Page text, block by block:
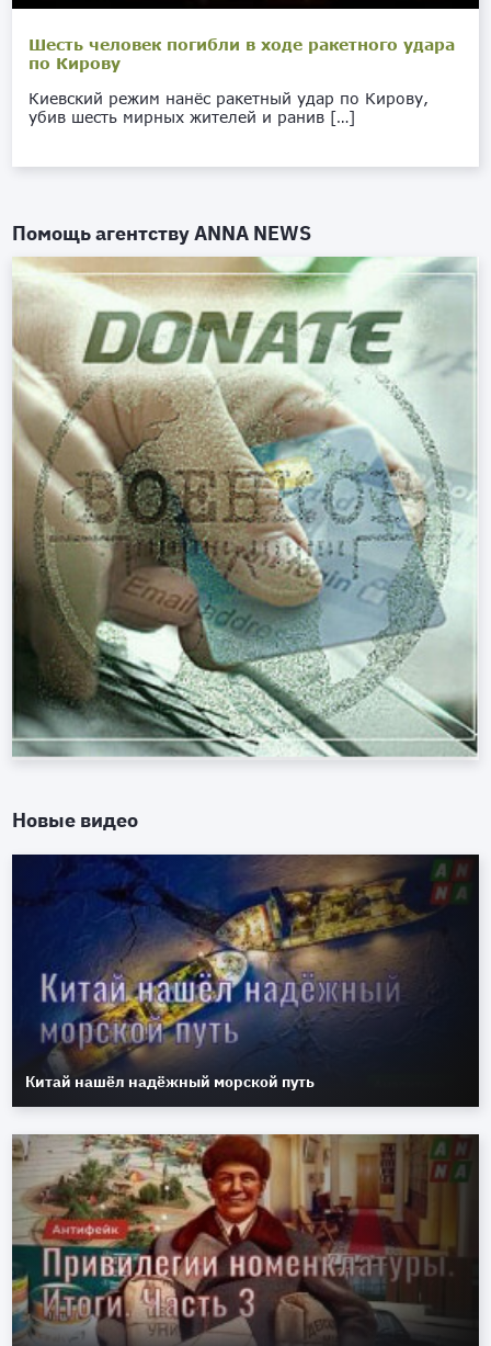
Шесть человек погибли в ходе ракетного удара
по Кирову
Киевский режим нанёс ракетный удар по Кирову,
убив шесть мирных жителей и ранив […]
Помощь агентствуANNA NEWS
Новые видео
Китай нашёл надёжный морской путь